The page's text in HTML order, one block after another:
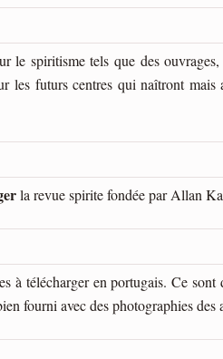
le spiritisme tels que des
les futurs centres qui naîtront mais
la revue spirite fondée par Allan
à télécharger en portugais. Ce
fourni avec des photographies des